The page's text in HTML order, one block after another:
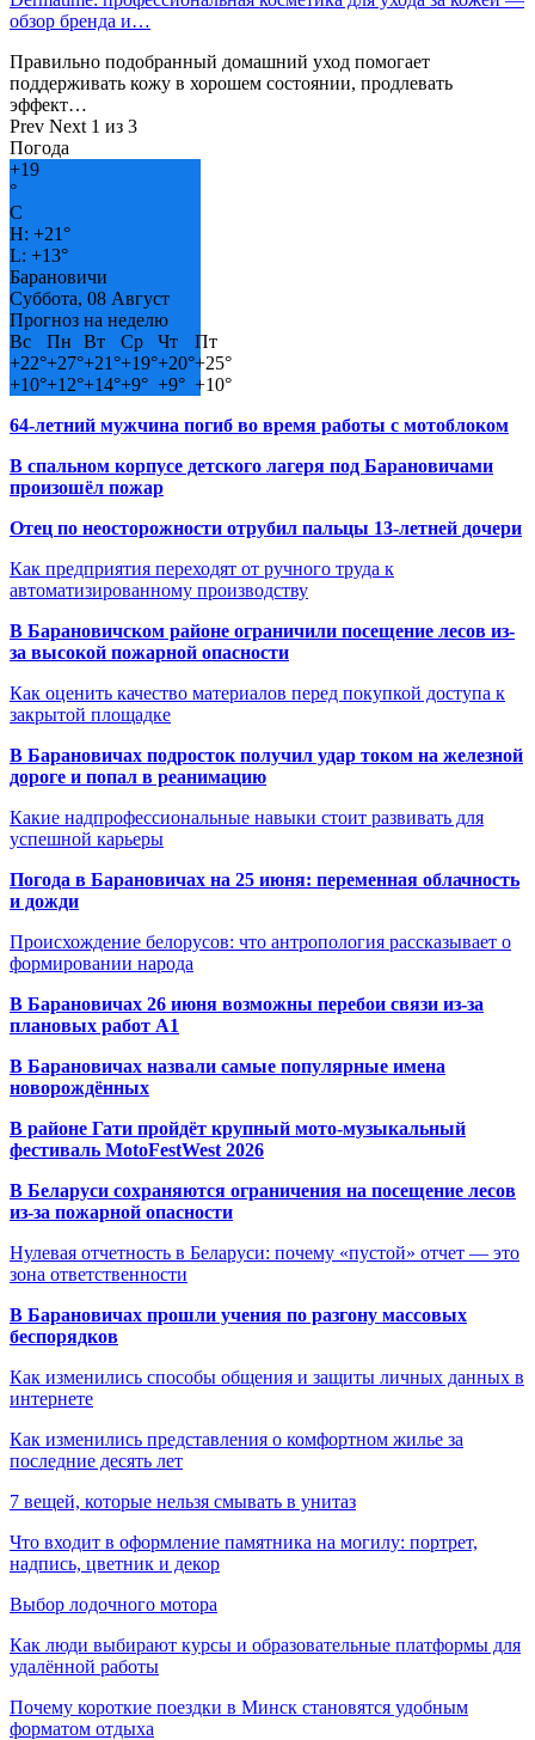
обзор бренда и…
Правильно подобранный домашний уход помогает
поддерживать кожу в хорошем состоянии, продлевать
эффект…
Prev Next 1 из 3
Погода
+19
°
C
H: +21°
L: +13°
Барановичи
Суббота, 08 Август
Прогноз на неделю
Вс
Пн Вт Ср Чт
Пт
+22°+27°+21°+19°+20°+25°
+10°+12°+14°+9° +9° +10°
64-летний мужчина погиб во время работы с мотоблоком
В спальном корпусе детского лагеря под Барановичами
произошёл пожар
Отец по неосторожности отрубил пальцы 13-летней дочери
Как предприятия переходят от ручного труда к
автоматизированному производству
В Барановичском районе ограничили посещение лесов из-
за высокой пожарной опасности
Как оценить качество материалов перед покупкой доступа к
закрытой площадке
В Барановичах подросток получил удар током на железной
дороге и попал в реанимацию
Какие надпрофессиональные навыки стоит развивать для
успешной карьеры
Погода в Барановичах на 25 июня: переменная облачность
и дожди
Происхождение белорусов: что антропология рассказывает о
формировании народа
В Барановичах 26 июня возможны перебои связи из-за
плановых работ A1
В Барановичах назвали самые популярные имена
новорождённых
В районе Гати пройдёт крупный мото-музыкальный
фестиваль MotoFestWest 2026
В Беларуси сохраняются ограничения на посещение лесов
из-за пожарной опасности
Нулевая отчетность в Беларуси: почему «пустой» отчет — это
зона ответственности
В Барановичах прошли учения по разгону массовых
беспорядков
Как изменились способы общения и защиты личных данных в
интернете
Как изменились представления о комфортном жилье за
последние десять лет
7 вещей, которые нельзя смывать в унитаз
Что входит в оформление памятника на могилу: портрет,
надпись, цветник и декор
Выбор лодочного мотора
Как люди выбирают курсы и образовательные платформы для
удалённой работы
Почему короткие поездки в Минск становятся удобным
форматом отдыха